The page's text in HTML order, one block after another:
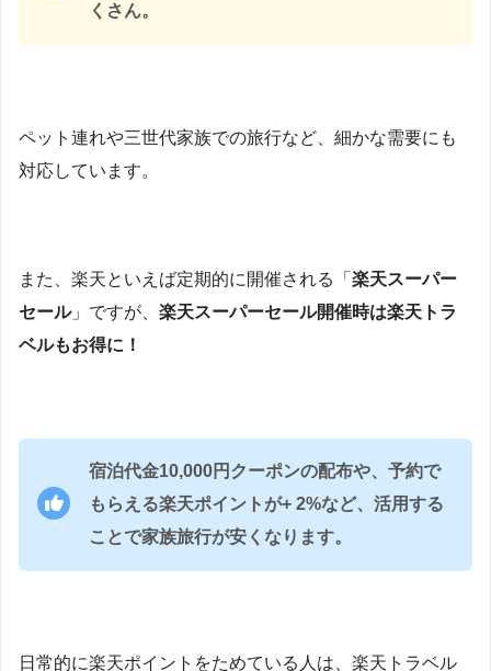
くさん。
ペット連れや三世代家族での旅行など、細かな需要にも
対応しています。
また、楽天といえば定期的に開催される「 楽天スーパー
セール」ですが、 楽天スーパーセール開催時は楽天トラ
ベルもお得に！
宿泊代金10,000円クーポンの配布や、予約で
もらえる楽天ポイントが+ 2%など、活用する
ことで家族旅行が安くなります。
日常的に楽天ポイントをためている人は、楽天トラベル